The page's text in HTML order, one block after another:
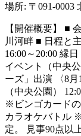
場所: 〒091-0003
【開催概要】 ■
川河畔 ■ 日程と
16:00～20:00 縁
イベント（中央
ーズ」出演 〈8
（中央公園）
※ビンゴカードの
カラオケバトル
定。 見事90点以